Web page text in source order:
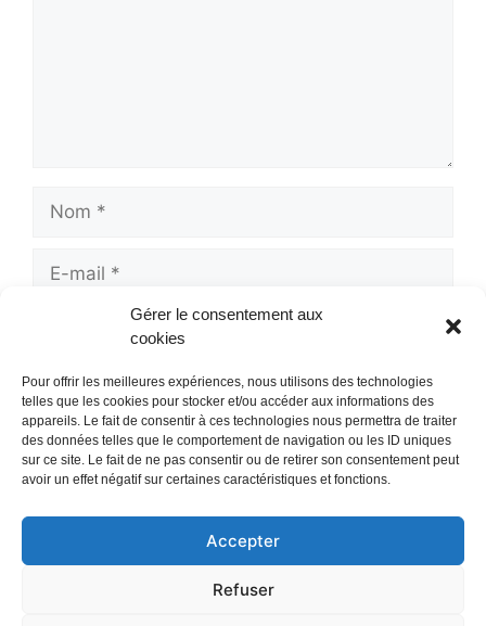
Gérer le consentement aux
cookies
Pour offrir les meilleures expériences, nous utilisons des technologies
telles que les cookies pour stocker et/ou accéder aux informations des
appareils. Le fait de consentir à ces technologies nous permettra de traiter
des données telles que le comportement de navigation ou les ID uniques
sur ce site. Le fait de ne pas consentir ou de retirer son consentement peut
avoir un effet négatif sur certaines caractéristiques et fonctions.
Accepter
Refuser